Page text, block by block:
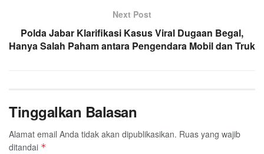
Next Post
Polda Jabar Klarifikasi Kasus Viral Dugaan Begal,
Hanya Salah Paham antara Pengendara Mobil dan Truk
Tinggalkan Balasan
Alamat email Anda tidak akan dipublikasikan. Ruas yang wajib
ditandai *